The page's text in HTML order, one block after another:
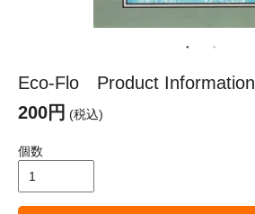
Eco-Flo Product Information
200円 (税込)
個数